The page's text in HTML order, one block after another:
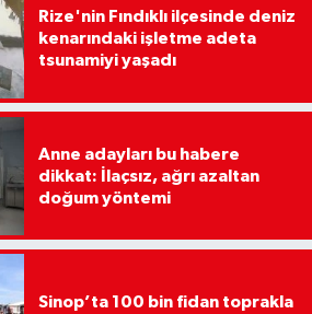
Rize'nin Fındıklı ilçesinde deniz
kenarındaki işletme adeta
tsunamiyi yaşadı
Anne adayları bu habere
dikkat: İlaçsız, ağrı azaltan
doğum yöntemi
Sinop’ta 100 bin fidan toprakla